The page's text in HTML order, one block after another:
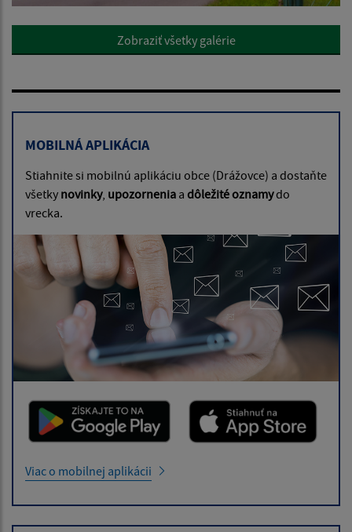
Zobraziť všetky galérie
MOBILNÁ APLIKÁCIA
Stiahnite si mobilnú aplikáciu obce (Drážovce) a dostaňte
všetky novinky, upozornenia a dôležité oznamydo
vrecka.
Viac o mobilnej aplikácii